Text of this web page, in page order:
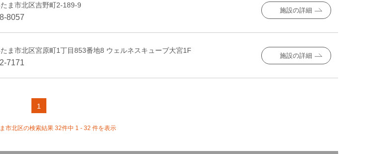
ま市北区吉野町2-189-9
8057
施設の詳細
ま市北区宮原町1丁目853番地8 ウェルネスキューブ大宮1F
7171
施設の詳細
1
市北区の検索結果 32件中 1 - 32 件を表示